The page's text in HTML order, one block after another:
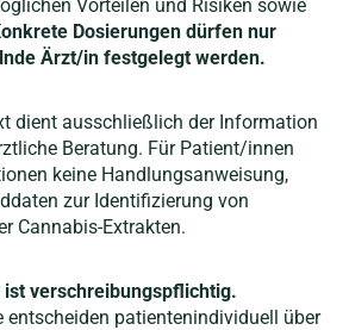
Vorteilen und Risiken sowie
Dosierungen dürfen nur
Ärzt/in festgelegt werden.
dient ausschließlich der Information
Beratung. Für Patient/innen
keine Handlungsanweisung,
zur Identifizierung von
Cannabis-Extrakten.
verschreibungspflichtig.
entscheiden patientenindividuell über